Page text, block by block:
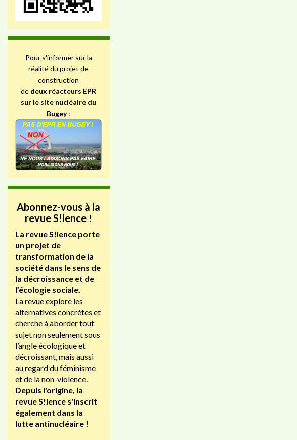
Pour s'informer sur la
réalité du projet de
construction
de deux réacteurs EPR
sur le site nucléaire du
Bugey:
Abonnez-vous à la
revue S!lence !
La revue S!lence porte
un projet de
transformation de la
société dans le sens de
la décroissance et de
l’écologie sociale.
La revue explore les
alternatives concrètes et
cherche à aborder tout
sujet non seulement sous
l’angle écologique et
décroissant, mais aussi
au regard du féminisme
et de la non-violence.
Depuis l'origine, la
revue S!lence s'inscrit
également dans la
lutte antinucléaire !